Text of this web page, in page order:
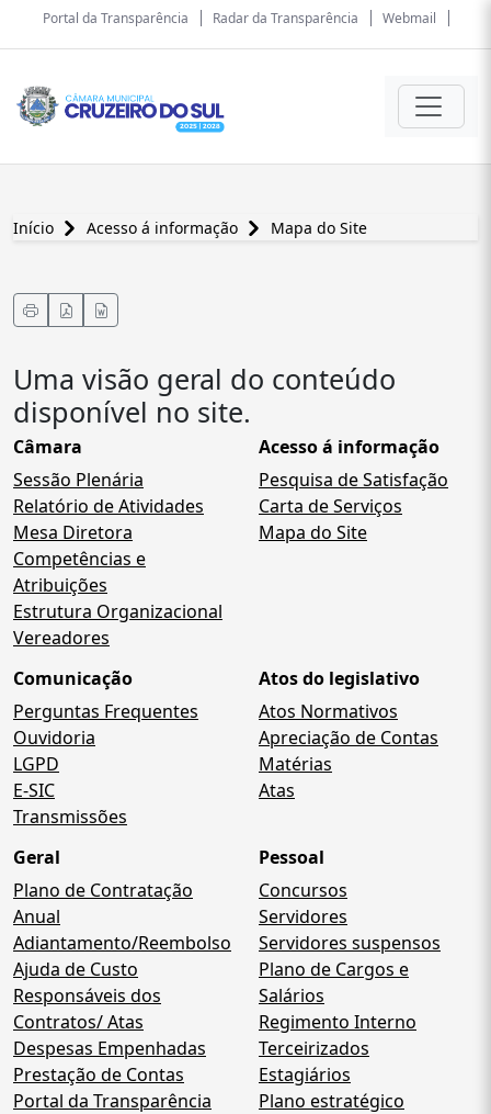
Portal da Transparência Radar da Transparência Webmail
Início Acesso á informação Mapa do Site
Uma visão geral do conteúdo
disponível no site.
Câmara
Sessão Plenária
Relatório de Atividades
Mesa Diretora
Competências e
Atribuições
Estrutura Organizacional
Vereadores
Acesso á informação
Pesquisa de Satisfação
Carta de Serviços
Mapa do Site
Comunicação
Perguntas Frequentes
Ouvidoria
LGPD
E-SIC
Transmissões
Atos do legislativo
Atos Normativos
Apreciação de Contas
Matérias
Atas
Geral
Plano de Contratação
Anual
Adiantamento/Reembolso
Ajuda de Custo
Responsáveis dos
Contratos/ Atas
Despesas Empenhadas
Prestação de Contas
Portal da Transparência
Pessoal
Concursos
Servidores
Servidores suspensos
Plano de Cargos e
Salários
Regimento Interno
Terceirizados
Estagiários
Plano estratégico